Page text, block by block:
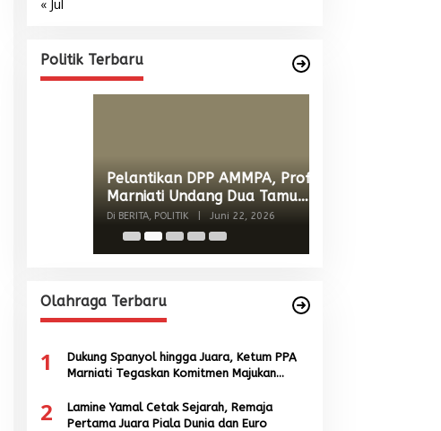
« Jul
Politik Terbaru
Internasional dari Spanyol dan
Di BERITA, POLITIK
Olahraga Terbaru
1
Dukung Spanyol hingga Juara, Ketum PPA
Marniati Tegaskan Komitmen Majukan
2
Lamine Yamal Cetak Sejarah, Remaja
Pertama Juara Piala Dunia dan Euro